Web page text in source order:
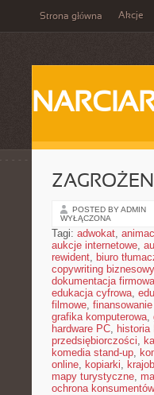
Strona główna Akcje
POSTED BY ADMIN
WYŁĄCZONA
Tagi: adwokat,
aukcje internetowe,
rewident, biuro
copywriting biznesowy
dokumentacja firmowa
edukacja cyfrowa,
filmowe,
grafika komputerowa,
hardware PC, historia
przedsiębiorczości,
komedia stand-up,
online, kopiarki,
mapy turystyczne,
ochrona konsumentów